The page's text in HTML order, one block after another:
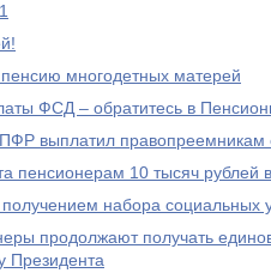
многодетных матерей
ФСД – обратитесь в
выплатил
пенсионерам 10 тысяч рублей
набора социальных
продолжают получать
Президента